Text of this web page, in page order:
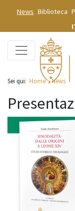
News Biblioteca
Sei qui: Home News